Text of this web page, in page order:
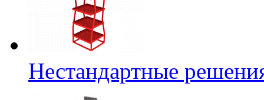
Нестандартные